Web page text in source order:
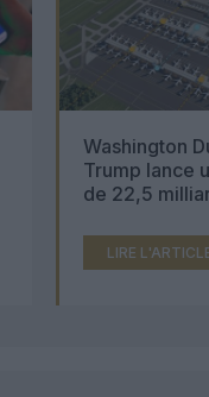
Washington
Trump lance
de 22,5
LIRE